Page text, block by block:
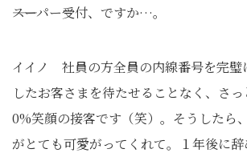
――スーパー受付、ですか…。
イイノ 社員の方全員の内線番号を完璧
したお客さまを待たせることなく、さ
0%笑顔の接客です（笑）。そうしたら
がとても可愛がってくれて。１年後に